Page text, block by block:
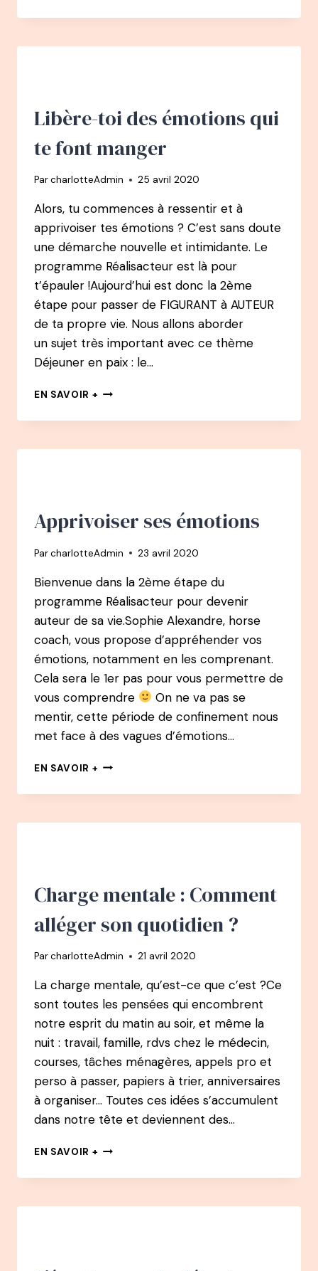
L’ÉGOÏSME
:
SANS
Libère-toi des émotions qui
te font manger
ParcharlotteAdmin 25 avril 2020
Alors, tu commences à ressentir et à
apprivoiser tes émotions ? C’est sans doute
une démarche nouvelle et intimidante. Le
programme Réalisacteur est là pour
t’épauler !Aujourd’hui est donc la 2ème
étape pour passer de FIGURANT à AUTEUR
de ta propre vie. Nous allons aborder
un sujet très important avec ce thème
Déjeuner en paix : le…
EN SAVOIR + LIBÈRE-
DES
QUI
Apprivoiser ses émotions
ParcharlotteAdmin 23 avril 2020
Bienvenue dans la 2ème étape du
programme Réalisacteur pour devenir
auteur de sa vie.Sophie Alexandre, horse
coach, vous propose d’appréhender vos
émotions, notamment en les comprenant.
Cela sera le 1er pas pour vous permettre de
vous comprendre
On ne va pas se
mentir, cette période de confinement nous
met face à des vagues d’émotions…
EN SAVOIR + APPRIVOISER
ÉMOTIONS
Charge mentale : Comment
alléger son quotidien ?
ParcharlotteAdmin 21 avril 2020
La charge mentale, qu’est-ce que c’est ?Ce
sont toutes les pensées qui encombrent
notre esprit du matin au soir, et même la
nuit : travail, famille, rdvs chez le médecin,
courses, tâches ménagères, appels pro et
perso à passer, papiers à trier, anniversaires
à organiser… Toutes ces idées s’accumulent
dans notre tête et deviennent des…
EN SAVOIR + CHARGE
:
ALLÉGER